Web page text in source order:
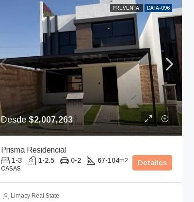
PREVENTA DATA-096
Desde$2,007,263
Prisma Residencial
1-3 1-2.5 0-2 67-104m2
CASAS
Detalles
Limacy Real State